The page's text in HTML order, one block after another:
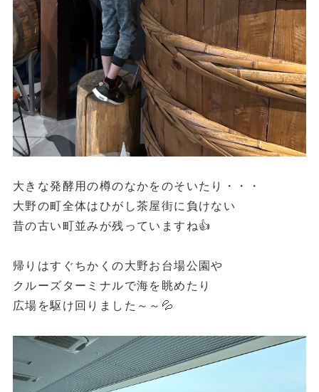
大きな発酵用の樽のなかをのそいたり・・・
大野の町全体はひがし茶屋街に負けない
昔の古い町並みが残っていますね👍
帰りはすぐちかくの大野お台場公園や
クルーズターミナルで海を眺めたり
広場を駆け回りました～～💦